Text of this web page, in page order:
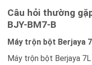
Câu hỏi thường
BJY-BM7-B
Máy trộn bột Berjaya
Máy trộn bột Berjaya